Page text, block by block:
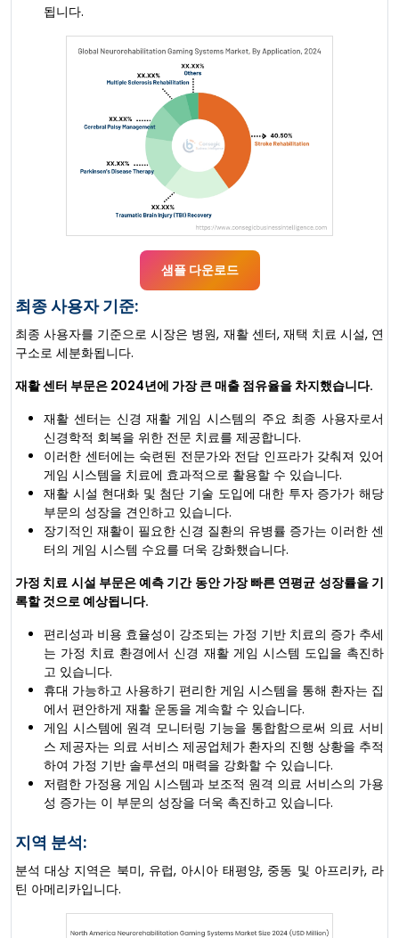
됩니다.
샘플 다운로드
최종 사용자 기준:
최종 사용자를 기준으로 시장은 병원, 재활 센터, 재택 치료 시설, 연
구소로 세분화됩니다.
재활 센터 부문은 2024년에 가장 큰 매출 점유율을 차지했습니다.
재활 센터는 신경 재활 게임 시스템의 주요 최종 사용자로서
신경학적 회복을 위한 전문 치료를 제공합니다.
이러한 센터에는 숙련된 전문가와 전담 인프라가 갖춰져 있어
게임 시스템을 치료에 효과적으로 활용할 수 있습니다.
재활 시설 현대화 및 첨단 기술 도입에 대한 투자 증가가 해당
부문의 성장을 견인하고 있습니다.
장기적인 재활이 필요한 신경 질환의 유병률 증가는 이러한 센
터의 게임 시스템 수요를 더욱 강화했습니다.
가정 치료 시설 부문은 예측 기간 동안 가장 빠른 연평균 성장률을 기
록할 것으로 예상됩니다.
편리성과 비용 효율성이 강조되는 가정 기반 치료의 증가 추세
는 가정 치료 환경에서 신경 재활 게임 시스템 도입을 촉진하
고 있습니다.
휴대 가능하고 사용하기 편리한 게임 시스템을 통해 환자는 집
에서 편안하게 재활 운동을 계속할 수 있습니다.
게임 시스템에 원격 모니터링 기능을 통합함으로써 의료 서비
스 제공자는 의료 서비스 제공업체가 환자의 진행 상황을 추적
하여 가정 기반 솔루션의 매력을 강화할 수 있습니다.
저렴한 가정용 게임 시스템과 보조적 원격 의료 서비스의 가용
성 증가는 이 부문의 성장을 더욱 촉진하고 있습니다.
지역 분석:
분석 대상 지역은 북미, 유럽, 아시아 태평양, 중동 및 아프리카, 라
틴 아메리카입니다.